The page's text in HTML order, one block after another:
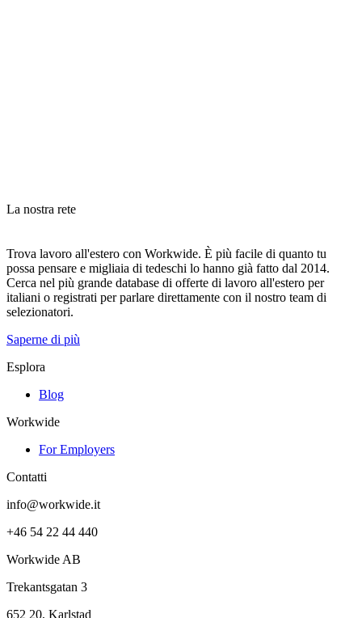
La nostra rete
Trova lavoro all'estero con Workwide. È più facile di quanto tu
possa pensare e migliaia di tedeschi lo hanno già fatto dal 2014.
Cerca nel più grande database di offerte di lavoro all'estero per
italiani o registrati per parlare direttamente con il nostro team di
selezionatori.
Saperne di più
Esplora
Blog
Workwide
For Employers
Contatti
info@workwide.it
+46 54 22 44 440
Workwide AB
Trekantsgatan 3
652 20, Karlstad